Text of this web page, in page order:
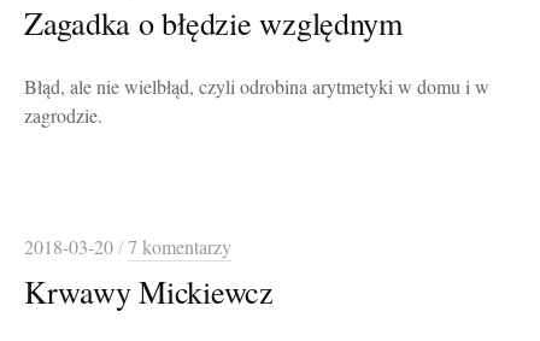
Zagadka o błędzie względnym
Błąd, ale nie wielbłąd, czyli odrobina arytmetyki w domu i w
zagrodzie.
2018-03-20/7 komentarzy
Krwawy Mickiewcz